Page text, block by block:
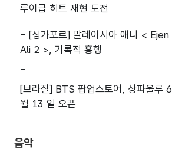
루이급 히트 재현 도전
- [싱가포르] 말레이시아 애니 < Ejen
Ali 2 >, 기록적 흥행
-
[브라질] BTS 팝업스토어, 상파울루 6
월 13 일 오픈
음악